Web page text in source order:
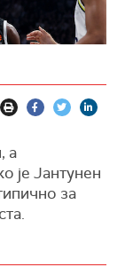
а
је Јантунен
за